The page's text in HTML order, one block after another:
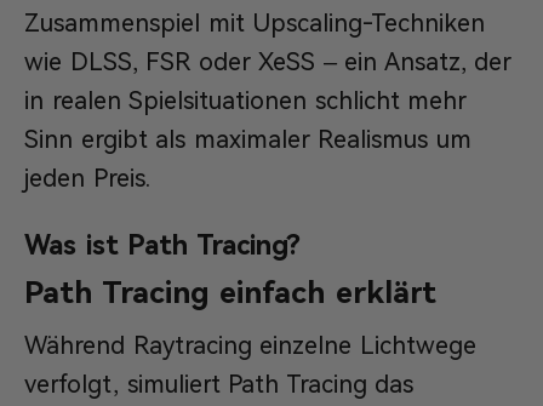
Zusammenspiel mit Upscaling-Techniken
wie DLSS, FSR oder XeSS – ein Ansatz, der
in realen Spielsituationen schlicht mehr
Sinn ergibt als maximaler Realismus um
jeden Preis.
Was ist Path Tracing?
Path Tracing einfach erklärt
Während Raytracing einzelne Lichtwege
verfolgt, simuliert Path Tracing das